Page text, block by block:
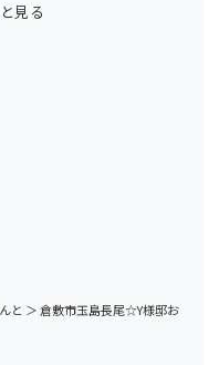
見る
と ＞倉敷市玉島長尾☆Y様邸お